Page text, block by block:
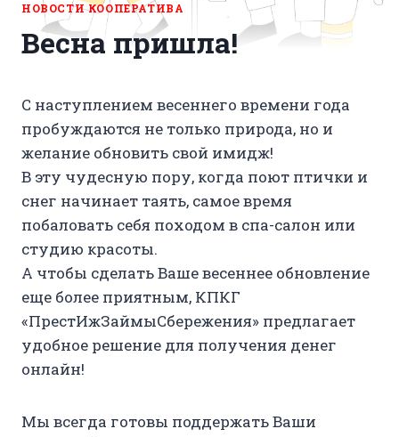
НОВОСТИ КООПЕРАТИВА
Весна пришла!
С наступлением весеннего времени года
пробуждаются не только природа, но и
желание обновить свой имидж!
В эту чудесную пору, когда поют птички и
снег начинает таять, самое время
побаловать себя походом в спа-салон или
студию красоты.
А чтобы сделать Ваше весеннее обновление
еще более приятным, КПКГ
«ПрестИжЗаймыСбережения» предлагает
удобное решение для получения денег
онлайн!
Мы всегда готовы поддержать Ваши